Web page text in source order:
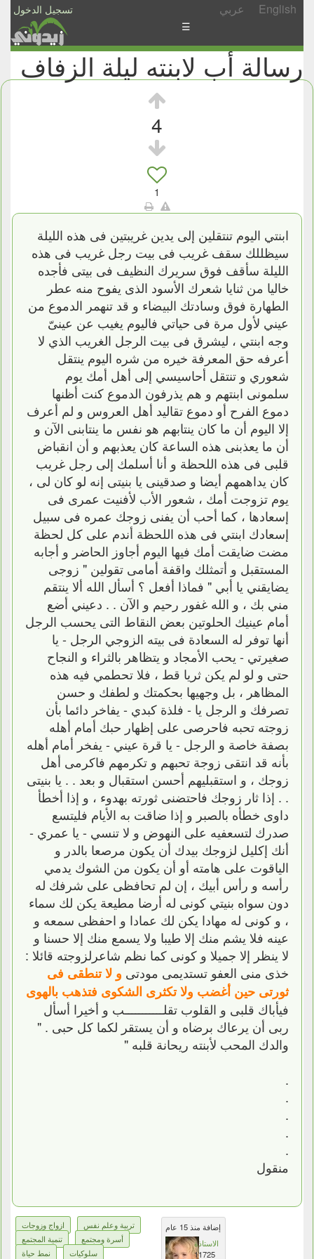
تسجيل الدخول عربي English
الأخبار
الأسئلة
☰
رسالة أب لابنته ليلة الزفاف
4
1
ابنتي اليوم تنتقلين إلى يدين غريبتين فى هذه الليلة
سيظللك سقف غريب فى بيت رجل غريب فى هذه
الليلة سأقف فوق سريرك النظيف فى بيتى فأجده
خاليا من ثنايا شعرك الأسود الذى يفوح منه عطر
الطهارة فوق وسادتك البيضاء و قد تنهمر الدموع من
عيني لأول مرة فى حياتي فاليوم يغيب عن عينىّ
وجه ابنتي ، ليشرق فى بيت الرجل الغريب الذي لا
أعرفه حق المعرفة خيره من شره اليوم ينتقل
شعوري و تنتقل أحاسيسي إلى أهل أمك يوم
سلمونى ابنتهم و هم يذرفون الدموع كنت أظنها
دموع الفرح أو دموع تقاليد أهل العروس و لم أعرف
إلا اليوم أن ما كان ينتابهم هو نفس ما ينتابنى الآن و
أن ما يعذبنى هذه الساعة كان يعذبهم و أن انقباض
قلبى فى هذه اللحظة و أنا أسلمك إلى رجل غريب
كان يداهمهم أيضا و صدقينى يا بنيتى إنه لو كان لى ،
يوم تزوجت أمك ، شعور الأب لأفنيت عمرى فى
إسعادها ، كما أحب أن يفنى زوجك عمره فى سبيل
إسعادك ابنتي فى هذه اللحظة أندم على كل لحظة
مضت ضايقت أمك فيها اليوم أجاوز الحاضر و أجابه
المستقبل و أتمثلك واقفة أمامى تقولين " زوجى
يضايقني يا أبي " فماذا أفعل ؟ أسأل الله ألا ينتقم
مني بك ، و الله غفور رحيم و الآن . . دعيني أضع
أمام عينيك الحلوتين بعض النقاط التى يحسب الرجل
أنها توفر له السعادة فى بيته الزوجي الرجل - يا
صغيرتي - يحب الأمجاد و يتظاهر بالثراء و النجاح
حتى و لو لم يكن ثريا قط ، فلا تحطمي فيه هذه
المظاهر ، بل وجهيها بحكمتك و لطفك و حسن
تصرفك و الرجل يا - فلذة كبدي - يفاخر دائما بأن
زوجته تحبه فاحرصى على إظهار حبك أمام أهله
بصفة خاصة و الرجل - يا قرة عيني - يفخر أمام أهله
بأنه قد انتقى زوجة تحبهم و تكرمهم فاكرمى أهل
زوجك ، و استقبليهم أحسن استقبال و بعد . . يا بنيتى
. . إذا ثار زوجك فاحتضنى ثورته بهدوء ، و إذا أخطأ
داوى خطأه بالصبر و إذا ضاقت به الأيام فليتسع
صدرك لتسعفيه على النهوض و لا تنسي - يا عمري -
أنك إكليل لزوجك بيدك أن يكون مرصعا بالدر و
الياقوت على هامته أو أن يكون من الشوك يدمي
رأسه و رأس أبيك ، إن لم تحافظى على شرفك له
دون سواه بنيتي كونى له أرضا مطيعة يكن لك سماء
، و كونى له مهادا يكن لك عمادا و احفظى سمعه و
عينه فلا يشم منك إلا طيبا ولا يسمع منك إلا حسنا و
لا ينظر إلا جميلا و كونى كما نظم شاعرلزوجته قائلا :
خذى منى العفو تستديمى مودتى و لا تنطقى فى
ثورتى حين أغضب ولا تكثرى الشكوى فتذهب بالهوى
فيأباك قلبى و القلوب تقلـــــــــــب و أخيرا أسأل
ربى أن يرعاك برضاه و أن يستقر لكما كل حبى . "
والدك المحب لأبنته ريحانة قلبه "
.
.
.
.
.
منقول
تربية وعلم نفس
ازواج وزوجات
أسرة ومجتمع
تنمية المجتمع
سلوكيات
نمط حياة
إضافة منذ 15 عام
الاستاذة
11725